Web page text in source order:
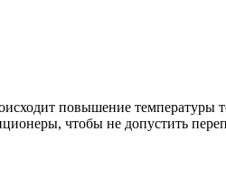
повышение температуры
чтобы не допустить